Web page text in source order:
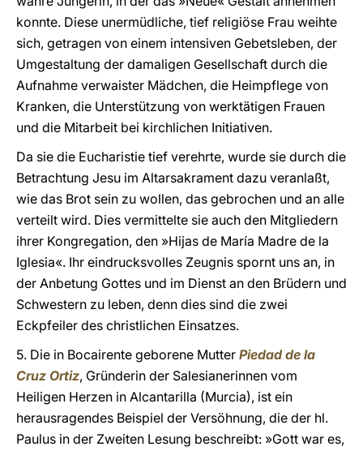
konnte. Diese unermüdliche, tief religiöse Frau weihte
sich, getragen von einem intensiven Gebetsleben, der
Umgestaltung der damaligen Gesellschaft durch die
Aufnahme verwaister Mädchen, die Heimpflege von
Kranken, die Unterstützung von werktätigen Frauen
und die Mitarbeit bei kirchlichen Initiativen.
Da sie die Eucharistie tief verehrte, wurde sie durch die
Betrachtung Jesu im Altarsakrament dazu veranlaßt,
wie das Brot sein zu wollen, das gebrochen und an alle
verteilt wird. Dies vermittelte sie auch den Mitgliedern
ihrer Kongregation, den »Hijas de María Madre de la
Iglesia«. Ihr eindrucksvolles Zeugnis spornt uns an, in
der Anbetung Gottes und im Dienst an den Brüdern und
Schwestern zu leben, denn dies sind die zwei
Eckpfeiler des christlichen Einsatzes.
5. Die in Bocairente geborene Mutter Piedad de la
Cruz Ortiz, Gründerin der Salesianerinnen vom
Heiligen Herzen in Alcantarilla (Murcia), ist ein
herausragendes Beispiel der Versöhnung, die der hl.
Paulus in der Zweiten Lesung beschreibt: »Gott war es,